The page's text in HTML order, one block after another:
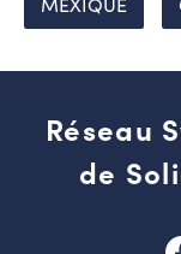
Réseau
de